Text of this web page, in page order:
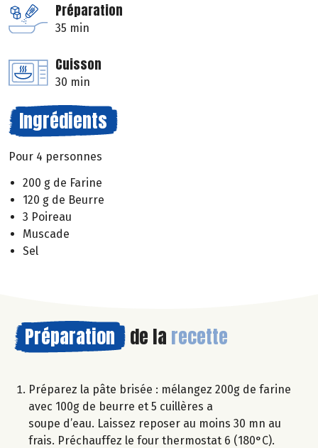
Préparation
35 min
Cuisson
30 min
Ingrédients
Pour 4 personnes
200 g de Farine
120 g de Beurre
3 Poireau
Muscade
Sel
Préparation de la recette
Préparez la pâte brisée : mélangez 200g de farine
avec 100g de beurre et 5 cuillères a
soupe d’eau. Laissez reposer au moins 30 mn au
frais. Préchauffez le four thermostat 6 (180°C).